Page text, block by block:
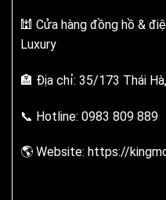
🕍 Cửa hàng đồng hồ &
Luxury
🏣 Địa chỉ: 35/173 Thái
📞 Hotline: 0983 809 889
🌎 Website: https://